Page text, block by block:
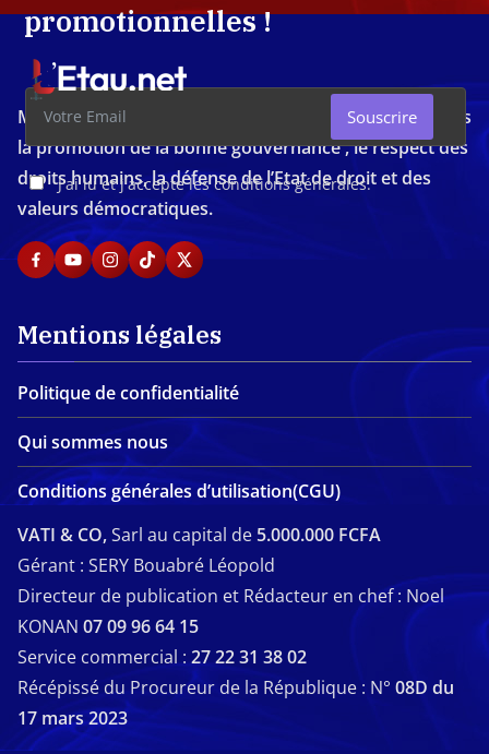
promotionnelles !
J'ai lu et j'accepte les conditions générales.
Souscrire
Média d'investigation ivoirien résolument engagé dans
la promotion de la bonne gouvernance , le respect des
droits humains, la défense de l’Etat de droit et des
valeurs démocratiques.
Mentions légales
Politique de confidentialité
Qui sommes nous
Conditions générales d’utilisation(CGU)
VATI & CO,Sarl au capital de 5.000.000 FCFA
Gérant : SERY Bouabré Léopold
Directeur de publication et Rédacteur en chef : Noel
KONAN 07 09 96 64 15
Service commercial : 27 22 31 38 02
Récépissé du Procureur de la République : N° 08D du
17 mars 2023